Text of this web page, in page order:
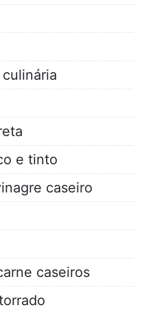
e tinto
caseiro
caseiros